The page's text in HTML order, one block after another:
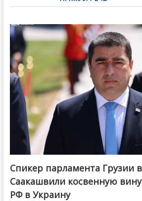
Спикер парламента Грузии
Саакашвили косвенную
РФ в Украину